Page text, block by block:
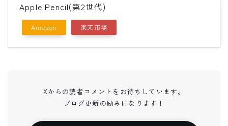
Apple Pencil(第2世代)
Amazon 楽天市場
Xからの読者コメントをお待ちしています。
ブログ更新の励みになります！